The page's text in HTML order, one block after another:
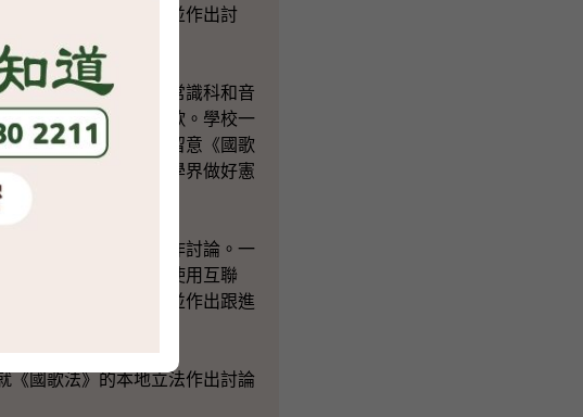
立法會及公眾的意見並作出討
小學學科課程（如常識科和音
，都有很多機會唱國歌。學校一
儀式。教育局會密切留意《國歌
新學與教資源，支援學界做好憲
本地立法的階段再作討論。一
籲市民應正當合法地使用互聯
動，警方會搜集證據並作出跟進
國歌法》的本地立法作出討論